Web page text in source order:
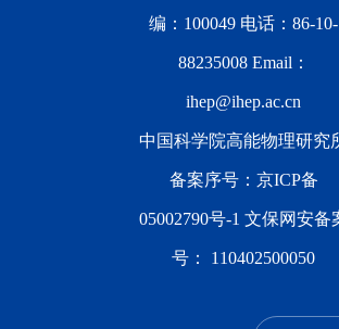
编：100049 电话：86-10-
88235008 Email：
ihep@ihep.ac.cn
中国科学院高能物理研究
备案序号： 京ICP备
05002790号-1 文保网安备
号： 110402500050